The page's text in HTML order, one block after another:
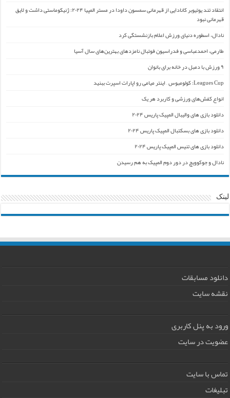
انتقاد تند یوتیوبر کانادایی از قهرمانی سمسون داودا در مستر المپیا ۲۰۲۴: ژنیکوماستی داشت و لایق
قهرمانی نبود
نادال، اسطوره دنیای ورزش اعلام بازنشستگی کرد
طارمی، احمدعباسی و فدراسیون فوتبال نامزدهای بهترین‌های سال آسیا
۹ ورزش با دمبل در خانه برای بانوان
Leagues Cup: کولومبوس – اینتر میامی رو اپارات اسپرت ببنید
انواع کفش‌های ورزشی و کاربرد هر یک
دانلود بازی های والیبال المپیک پاریس ۲۰۲۴
دانلود بازی های بسکتبال المپیک پاریس ۲۰۲۴
دانلود بازی های تنیس المپیک پاریس ۲۰۲۴
نادال و جوکوویچ در دور دوم المپیک به هم رسیدن
لینک
دانلود مسابقات
نقشه سایت
ورود به پنل کاربری
عضویت در سایت
تماس با سایت
تبلیغات